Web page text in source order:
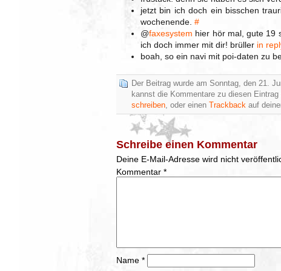
jetzt bin ich doch ein bisschen
wochenende. #
@faxesystem hier hör mal, gute 19
ich doch immer mit dir! brüller in
boah, so ein navi mit poi-daten zu
Der Beitrag wurde am Sonntag, den 21.
kannst die Kommentare zu diesen Eintrag
schreiben, oder einen Trackback auf
Schreibe einen Kommentar
Deine E-Mail-Adresse wird nicht
Kommentar *
Name *